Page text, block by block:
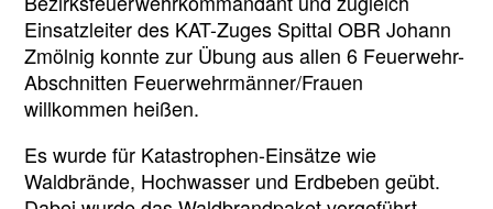
Einsatzleiter des KAT-Zuges Spittal OBR Johann
Zmölnig konnte zur Übung aus allen 6 Feuerwehr-
Abschnitten Feuerwehrmänner/Frauen
willkommen heißen.
Es wurde für Katastrophen-Einsätze wie
Waldbrände, Hochwasser und Erdbeben geübt.